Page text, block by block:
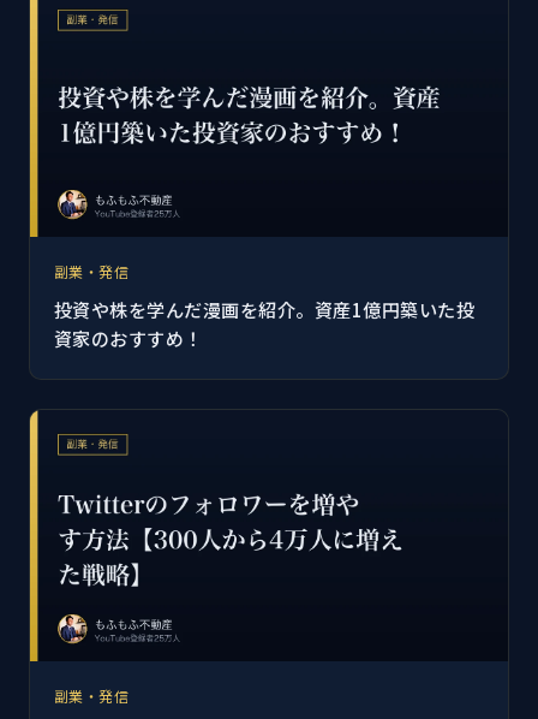
副業・発信
投資や株を学んだ漫画を紹介。資産1億円築いた投
資家のおすすめ！
副業・発信